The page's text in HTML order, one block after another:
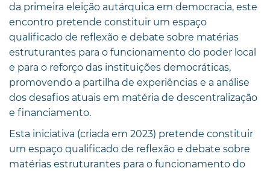
da primeira eleição autárquica em democracia, este
encontro pretende constituir um espaço
qualificado de reflexão e debate sobre matérias
estruturantes para o funcionamento do poder local
e para o reforço das instituições democráticas,
promovendo a partilha de experiências e a análise
dos desafios atuais em matéria de descentralização
e financiamento.
Esta iniciativa (criada em 2023) pretende constituir
um espaço qualificado de reflexão e debate sobre
matérias estruturantes para o funcionamento do